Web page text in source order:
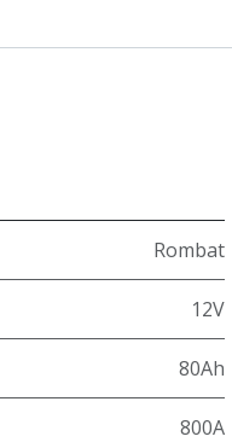
Rombat
12V
80Ah
800A